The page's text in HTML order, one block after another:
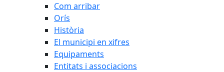
Com arribar
Orís
Història
El municipi en xifres
Equipaments
Entitats i associacions